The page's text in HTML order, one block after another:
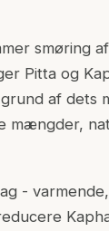
smøring
Pitta og
af dets
mængder,
-